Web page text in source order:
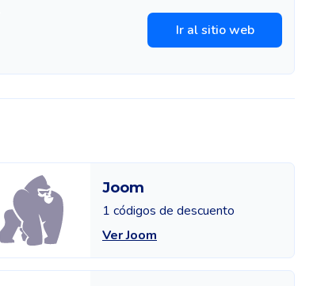
Ir al sitio web
Joom
1 códigos de descuento
Ver Joom